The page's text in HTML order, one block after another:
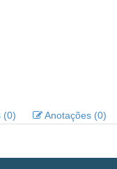
(0) Anotações (0)